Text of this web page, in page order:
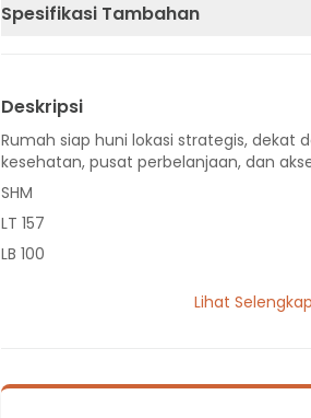
Spesifikasi Tambahan
Deskripsi
Rumah siap huni lokasi strategis, dekat
kesehatan, pusat perbelanjaan, dan
SHM
LT 157
LB 100
Lihat